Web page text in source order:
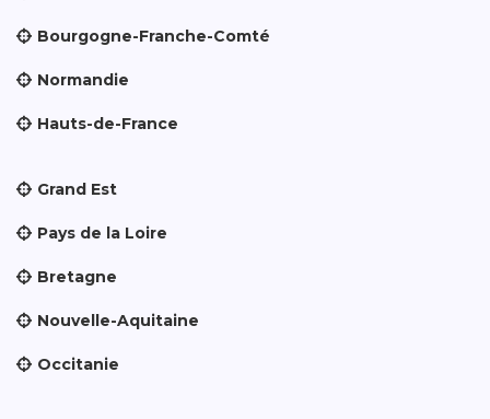
Bourgogne-Franche-Comté
Normandie
Hauts-de-France
Grand Est
Pays de la Loire
Bretagne
Nouvelle-Aquitaine
Occitanie